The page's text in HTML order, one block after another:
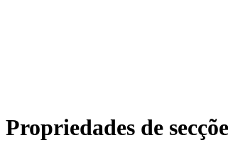
Propriedades de